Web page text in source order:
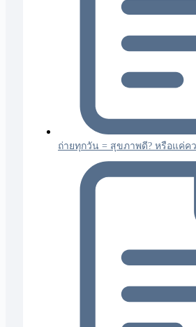
ถ่ายทุกวัน = สุขภาพดี? หรือแค่ค